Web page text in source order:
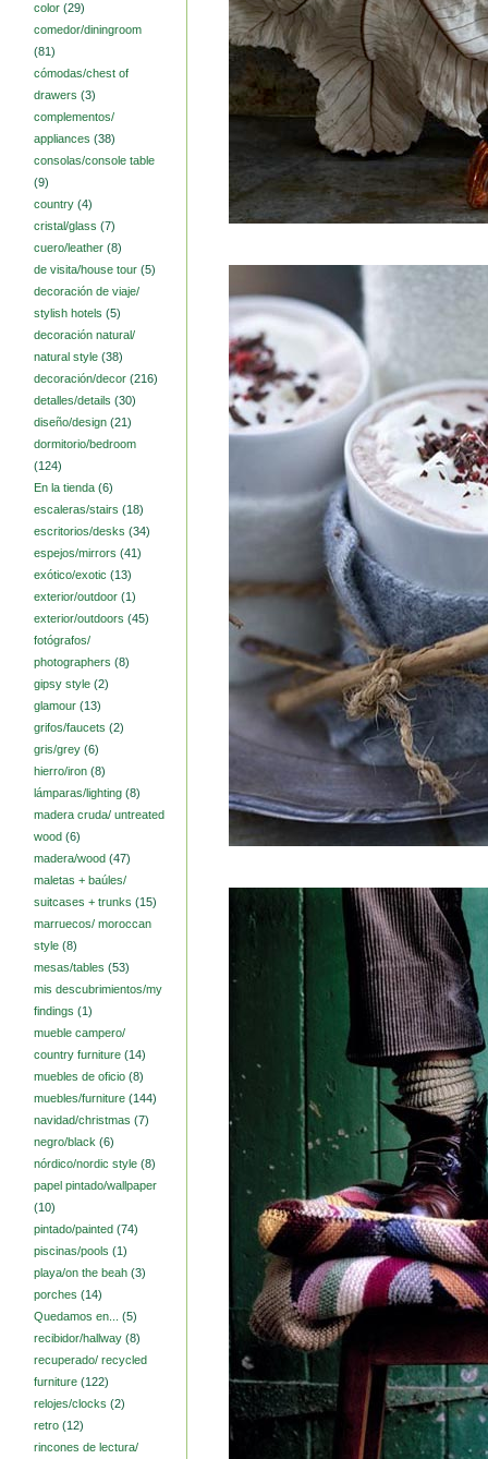
color (29)
comedor/diningroom
(81)
cómodas/chest of
drawers (3)
complementos/
appliances (38)
consolas/console table
(9)
country (4)
cristal/glass (7)
cuero/leather (8)
de visita/house tour (5)
decoración de viaje/
stylish hotels (5)
decoración natural/
natural style (38)
decoración/decor (216)
detalles/details (30)
diseño/design (21)
dormitorio/bedroom
(124)
En la tienda (6)
escaleras/stairs (18)
escritorios/desks (34)
espejos/mirrors (41)
exótico/exotic (13)
exterior/outdoor (1)
exterior/outdoors (45)
fotógrafos/
photographers (8)
gipsy style (2)
glamour (13)
grifos/faucets (2)
gris/grey (6)
hierro/iron (8)
lámparas/lighting (8)
madera cruda/ untreated
wood (6)
madera/wood (47)
maletas + baúles/
suitcases + trunks (15)
marruecos/ moroccan
style (8)
mesas/tables (53)
mis descubrimientos/my
findings (1)
mueble campero/
country furniture (14)
muebles de oficio (8)
muebles/furniture (144)
navidad/christmas (7)
negro/black (6)
nórdico/nordic style (8)
papel pintado/wallpaper
(10)
pintado/painted (74)
piscinas/pools (1)
playa/on the beah (3)
porches (14)
Quedamos en... (5)
recibidor/hallway (8)
recuperado/ recycled
furniture (122)
relojes/clocks (2)
retro (12)
rincones de lectura/